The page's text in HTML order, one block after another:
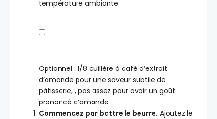
température ambiante
Optionnel : 1/8 cuillère à café d’extrait
d’amande pour une saveur subtile de
pâtisserie, , pas assez pour avoir un goût
prononcé d’amande
Commencez par battre le beurre. Ajoutez le